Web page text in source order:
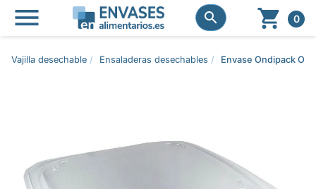
 
  0
Vajilla desechable Ensaladeras desechables Envase Ondipack